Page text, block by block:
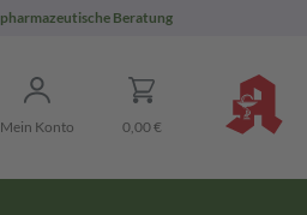
pharmazeutische Beratung
Mein Konto 0,00 €